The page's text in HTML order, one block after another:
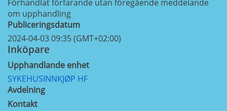
Förhandlat förfarande utan föregående meddelande
om upphandling
Publiceringsdatum
2024-04-03 09:35 (GMT+02:00)
Inköpare
Upphandlande enhet
SYKEHUSINNKJØP HF
Avdelning
Kontakt